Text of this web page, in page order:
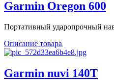
Garmin Oregon 600
Портативный ударопрочный
Описание товара
Garmin nuvi 140T